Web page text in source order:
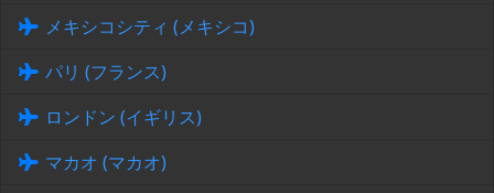
メキシコシティ (メキシコ)
パリ (フランス)
ロンドン (イギリス)
マカオ (マカオ)